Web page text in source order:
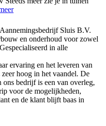
Sluis B.V.
en onderhoud voor zowel
in alle
ervaring en het leveren van
hoog in het vaandel. De
ons bedrijf is een van overleg,
voor de mogelijkheden,
en de klant blijft baas in